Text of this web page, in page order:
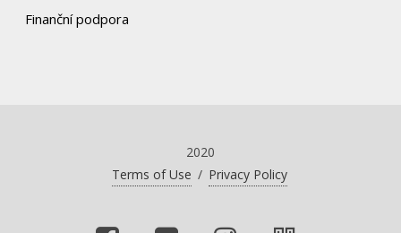
Finanční podpora
2020
Terms of Use / Privacy Policy